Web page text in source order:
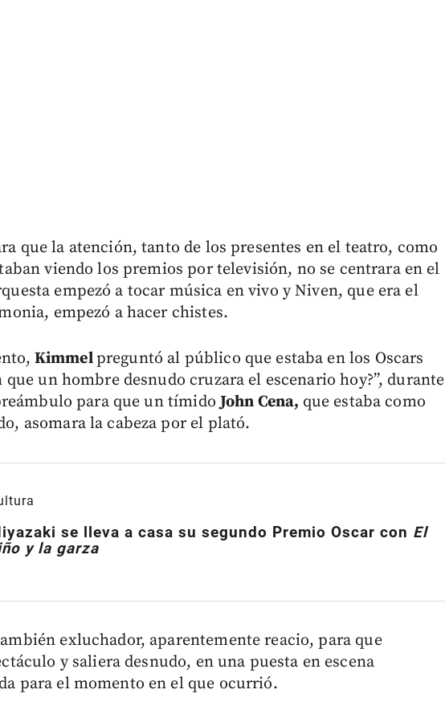
que la atención, tanto de los presentes en el teatro, como
viendo los premios por televisión, no se centrara en el
empezó a tocar música en vivo y Niven, que era el
empezó a hacer chistes.
Kimmelpreguntó al público que estaba en los Oscars
que un hombre desnudo cruzara el escenario hoy?”, durante
para que un tímidoJohn Cena, que estaba como
asomara la cabeza por el plató.
se lleva a casa su segundo Premio Oscar con El
y la garza
exluchador, aparentemente reacio, para que
y saliera desnudo, en una puesta en escena
para el momento en el que ocurrió.